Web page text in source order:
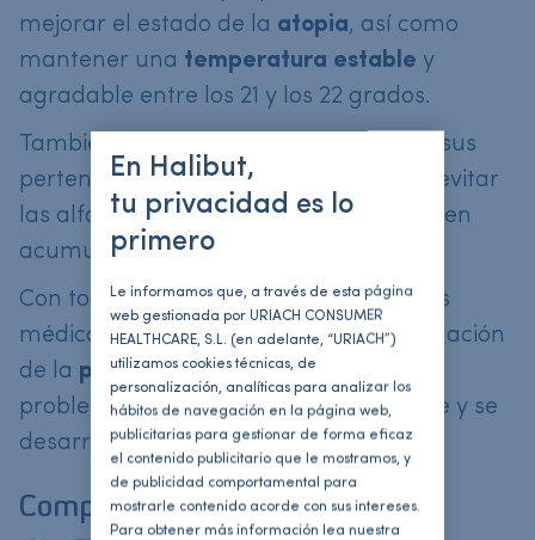
mejorar el estado de la atopia, así como
mantener una temperatura estable y
agradable entre los 21 y los 22 grados.
También hemos de prestar atención a sus
pertenencias y lalimpieza de la cuna
, evitar
las alfombras o los peluches, que pueden
acumular fácilmente ácaros.
Con todas estas medidas y los cuidados
médicos, tendremos bajo control la situación
de la piel atópica, y que este no sea un
problema para que el pequeño disfrute y se
desarrolle con total normalidad
Comparte este articulo
En Halibut,
tu privacidad es lo
primero
Le informamos que, a través de esta página
web gestionada por URIACH CONSUMER
HEALTHCARE, S.L. (en adelante, “URIACH”)
utilizamos cookies técnicas, de
personalización, analíticas para analizar los
hábitos de navegación en la página web,
publicitarias para gestionar de forma eficaz
el contenido publicitario que le mostramos, y
de publicidad comportamental para
mostrarle contenido acorde con sus intereses.
Para obtener más información lea nuestra